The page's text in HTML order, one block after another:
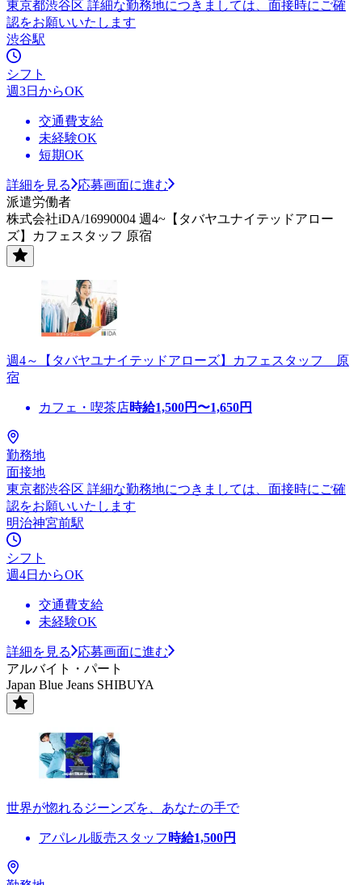
東京都渋谷区 詳細な勤務地につきましては、面接時にご確
認をお願いいたします
渋谷駅
シフト
週3日からOK
交通費支給
未経験OK
短期OK
詳細を見る
応募画面に進む
派遣労働者
株式会社iDA/16990004 週4~【タバヤユナイテッドアロー
ズ】カフェスタッフ 原宿
週4～【タバヤユナイテッドアローズ】カフェスタッフ 原
宿
カフェ・喫茶店時給1,500円〜1,650円
勤務地
面接地
東京都渋谷区 詳細な勤務地につきましては、面接時にご確
認をお願いいたします
明治神宮前駅
シフト
週4日からOK
交通費支給
未経験OK
詳細を見る
応募画面に進む
アルバイト・パート
Japan Blue Jeans SHIBUYA
世界が惚れるジーンズを、あなたの手で
アパレル販売スタッフ 時給1,500円